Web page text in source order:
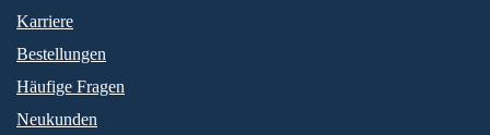
Karriere
Bestellungen
Häufige Fragen
Neukunden